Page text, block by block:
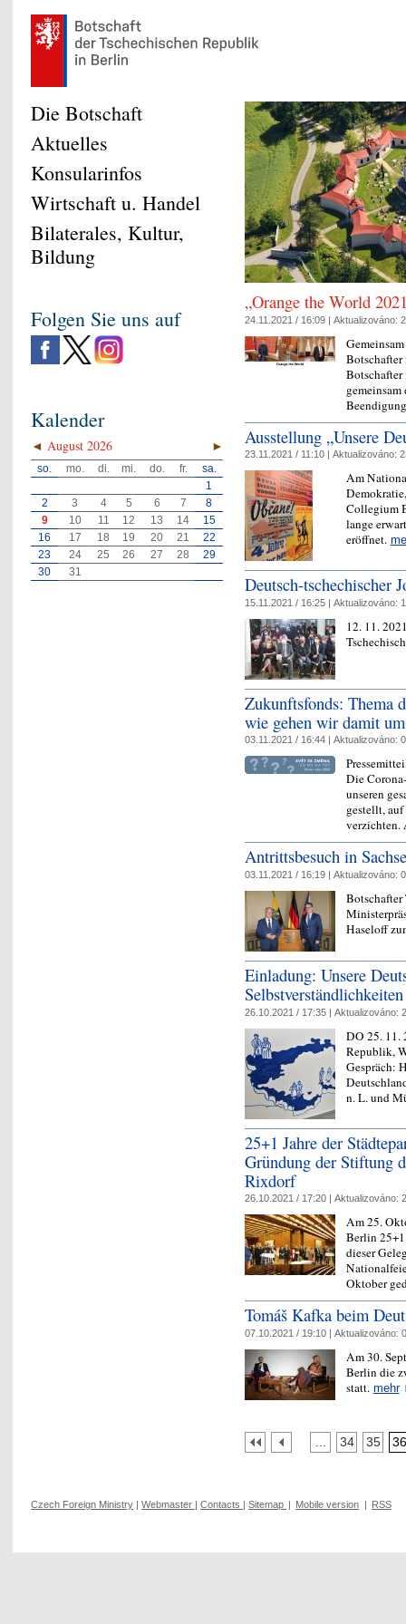
„Orange the World
24.11.2021 / 16:09 | Aktualizováno:
Botschafter
Botschafter
Ausstellung „Unsere
23.11.2021 / 11:10 | Aktualizováno:
Am
Collegium
lange
eröffnet.
Deutsch-tschechischer
15.11.2021 / 16:25 | Aktualizováno:
12. 11.
Zukunftsfonds: Thema
wie gehen wir damit
03.11.2021 / 16:44 | Aktualizováno:
Die
unseren
gestellt,
Antrittsbesuch in
03.11.2021 / 16:19 | Aktualizováno:
Botschafter
Haseloff
Einladung: Unsere
Selbstverständlichkeiten
26.10.2021 / 17:35 | Aktualizováno:
DO 25. 11.
Republik,
Gespräch:
n. L. und
25+1 Jahre der
Gründung der Stiftung
Rixdorf
26.10.2021 / 17:20 | Aktualizováno:
Am 25.
Berlin 25+1
dieser
Oktober
Tomáš Kafka beim
07.10.2021 / 19:10 | Aktualizováno:
Am 30.
Berlin die
statt. mehr
34 35 36
Die Botschaft
Aktuelles
Konsularinfos
Wirtschaft u. Handel
Bilaterales, Kultur,
Bildung
Folgen Sie uns auf
Kalender
◄ ►
August 2026
so. mo. di. mi. do. fr.
sa.
1
2
3 4 5 6 7
8
9
10 11 12 13 14
15
16
17 18 19 20 21
22
23
24 25 26 27 28
29
30
31
Czech Foreign Ministry Webmaster Contacts Sitemap Mobile version RSS